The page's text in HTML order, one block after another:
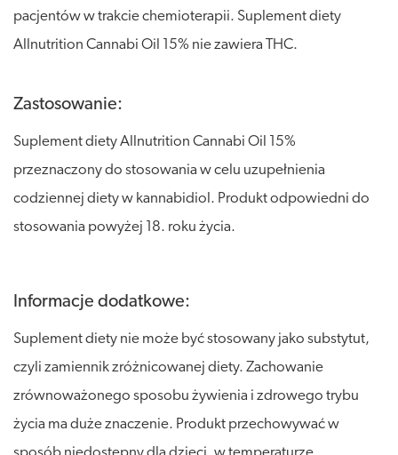
pacjentów w trakcie chemioterapii. Suplement diety
Allnutrition Cannabi Oil 15% nie zawiera THC.
Zastosowanie:
Suplement diety Allnutrition Cannabi Oil 15%
przeznaczony do stosowania w celu uzupełnienia
codziennej diety w kannabidiol. Produkt odpowiedni do
stosowania powyżej 18. roku życia.
Informacje dodatkowe:
Suplement diety nie może być stosowany jako substytut,
czyli zamiennik zróżnicowanej diety. Zachowanie
zrównoważonego sposobu żywienia i zdrowego trybu
życia ma duże znaczenie. Produkt przechowywać w